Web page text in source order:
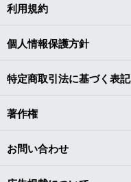
利用規約
個人情報保護方針
特定商取引法に基づく表記
著作権
お問い合わせ